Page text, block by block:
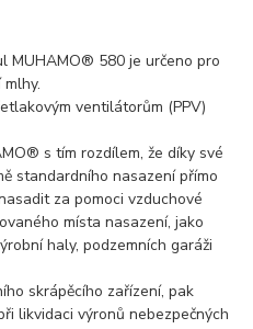
MUHAMO® 580 je určeno pro
ventilátorům (PPV)
s tím rozdílem, že díky své
standardního nasazení přímo
za pomoci vzduchové
místa nasazení, jako
haly, podzemních garáži
skrápěcího zařízení, pak
likvidaci výronů nebezpečných